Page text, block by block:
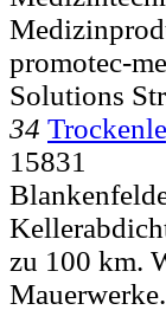
promotec-
Solutions
34
15831
zu 100 km.